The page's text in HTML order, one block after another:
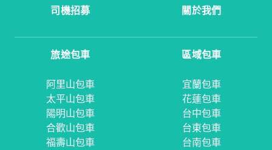
司機招募
關於我們
旅途包車
阿里山包車
太平山包車
陽明山包車
合歡山包車
福壽山包車
區域包車
宜蘭包車
花蓮包車
台中包車
台東包車
台南包車